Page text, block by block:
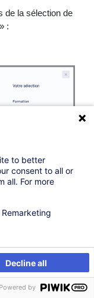
de la sélection de
:
on our
to better
consent to all or
all. For more
Remarketing
Decline all
Powered by